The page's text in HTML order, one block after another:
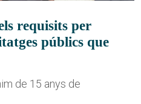
requisits per
públics que
de 15 anys de